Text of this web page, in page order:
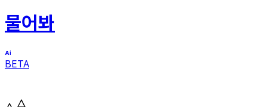
물어봐
BETA